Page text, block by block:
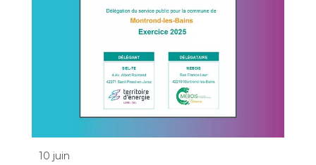
10 juin